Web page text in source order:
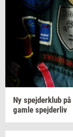
Ny spej­der­klub på
gamle spej­der­liv